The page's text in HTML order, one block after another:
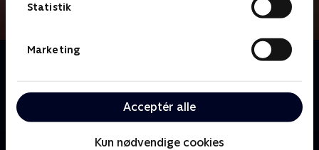
Statistik
Marketing
Acceptér alle
Kun nødvendige cookies
Om Tannie redder maden
uddele den til dem, der har svært ved at få pengene
til at række.